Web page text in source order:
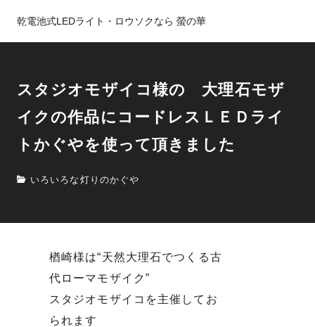
乾電池式LEDライト・ロウソクなら 螢の華
スタジオモザイコ様の 大理石モザ
イクの作品にコードレスＬＥＤライ
トかぐやを使って頂きました
いろいろな灯りのかぐや
楢崎様は“天然大理石でつくる古
代ローマモザイク”
スタジオモザイコを主催してお
られます